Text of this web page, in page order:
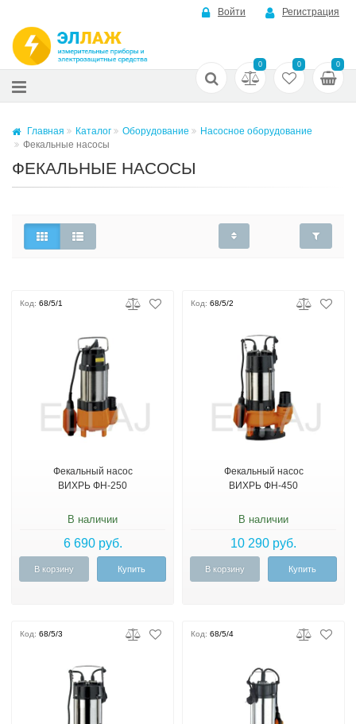
Войти Регистрация
0 0 0
Главная Каталог Оборудование
Насосное оборудование
Фекальные насосы
ФЕКАЛЬНЫЕ НАСОСЫ
Код: 68/5/1
Фекальный насос
ВИХРЬ ФН-250
В наличии
6 690 руб.
В корзину Купить
Код: 68/5/2
Фекальный насос
ВИХРЬ ФН-450
В наличии
10 290 руб.
В корзину Купить
Код: 68/5/3 Код: 68/5/4